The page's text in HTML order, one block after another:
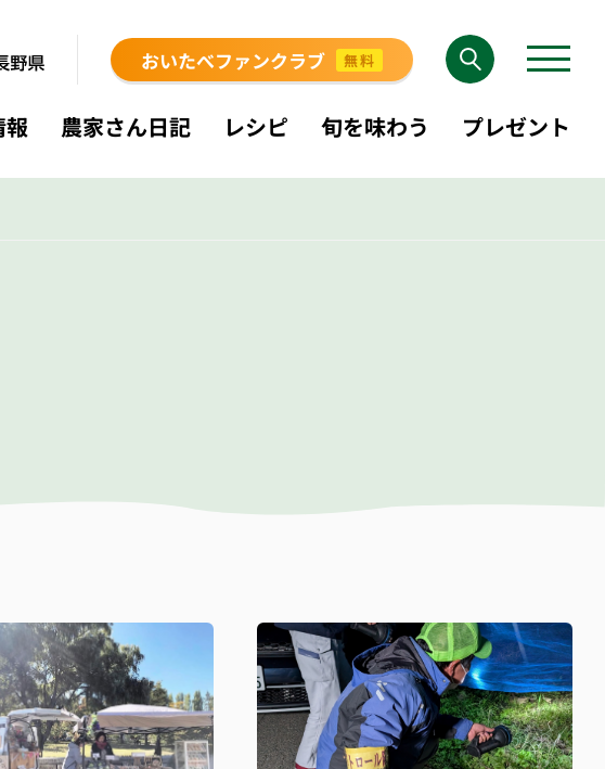
おいたべファンクラブ 無料
報 農家さん日記 レシピ 旬を味わう プレゼント